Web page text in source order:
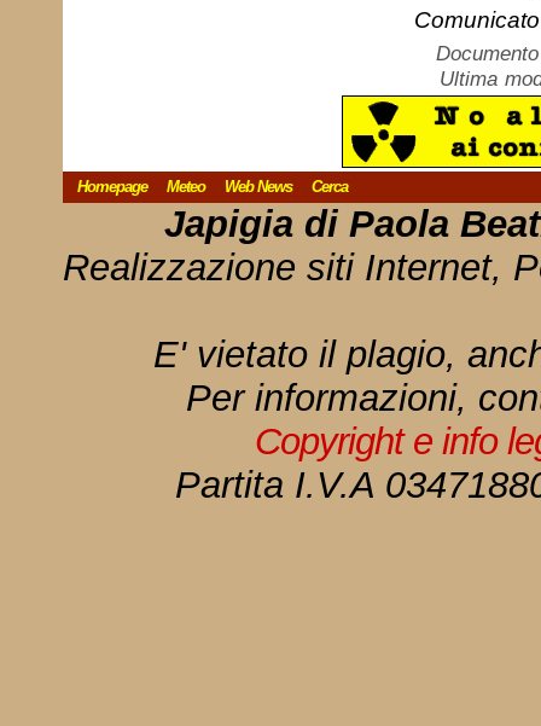
Ultima
Homepage Meteo Web News Cerca
Japigia di Paola
Realizzazione siti Internet,
E' vietato il plagio,
Per informazioni,
Copyright e info
Partita I.V.A